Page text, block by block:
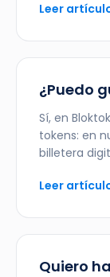
Leer
¿Puedo
Sí, en
tokens: en
billetera
Leer
Quiero